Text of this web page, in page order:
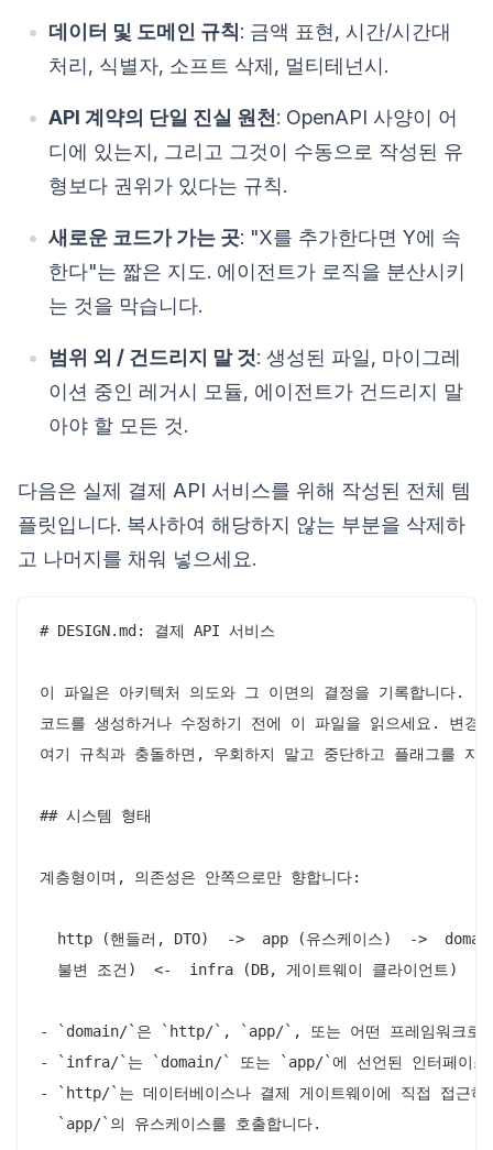
데이터 및 도메인 규칙: 금액 표현, 시간/시간대
처리, 식별자, 소프트 삭제, 멀티테넌시.
API 계약의 단일 진실 원천: OpenAPI 사양이 어
디에 있는지, 그리고 그것이 수동으로 작성된 유
형보다 권위가 있다는 규칙.
새로운 코드가 가는 곳: "X를 추가한다면 Y에 속
한다"는 짧은 지도. 에이전트가 로직을 분산시키
는 것을 막습니다.
범위 외 / 건드리지 말 것: 생성된 파일, 마이그레
이션 중인 레거시 모듈, 에이전트가 건드리지 말
아야 할 모든 것.
다음은 실제 결제 API 서비스를 위해 작성된 전체 템
플릿입니다. 복사하여 해당하지 않는 부분을 삭제하
고 나머지를 채워 넣으세요.
# DESIGN.md: 결제 API 서비스
이 파일은 아키텍처 의도와 그 이면의 결정을 기록합니다.
코드를 생성하거나 수정하기 전에 이 파일을 읽으세요. 변경
여기 규칙과 충돌하면, 우회하지 말고 중단하고 플래그를 지
## 시스템 형태
계층형이며, 의존성은 안쪽으로만 향합니다:
http (핸들러, DTO)  ->  app (유스케이스)  ->
  불변 조건)  <-  infra (DB, 게이트웨이 클라이언트)
- `domain/`은 `http/`, `app/`, 또는 어떤 프레임워크로부
- `infra/`는 `domain/` 또는 `app/`에 선언된 인터페이스
- `http/`는 데이터베이스나 결제 게이트웨이에 직접 접근하
  `app/`의 유스케이스를 호출합니다.